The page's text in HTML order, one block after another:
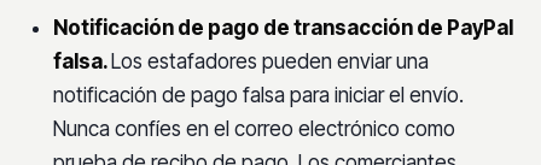
Notificación de pago de transacción de PayPal
falsa.Los estafadores pueden enviar una
notificación de pago falsa para iniciar el envío.
Nunca confíes en el correo electrónico como